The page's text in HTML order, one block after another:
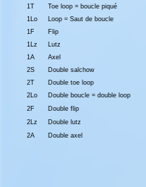
1T
Toe loop = boucle piqué
1Lo
Loop = Saut de boucle
1F
Flip
1Lz
Lutz
1A
Axel
2S
Double salchow
2T
Double toe loop
2Lo
Double boucle = double loop
2F
Double flip
2Lz
Double lutz
2A
Double axel